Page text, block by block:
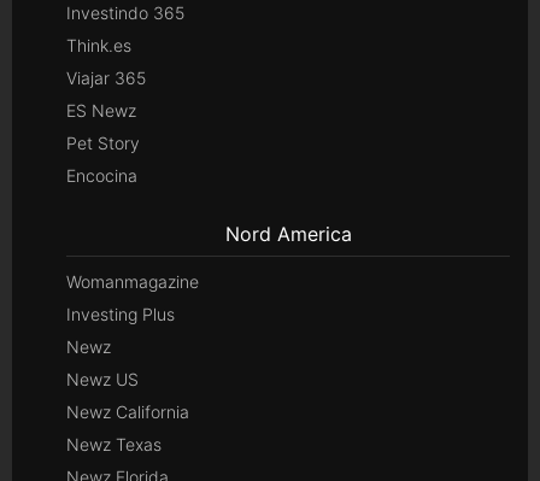
Investindo 365
Think.es
Viajar 365
ES Newz
Pet Story
Encocina
Nord America
Womanmagazine
Investing Plus
Newz
Newz US
Newz California
Newz Texas
Newz Florida